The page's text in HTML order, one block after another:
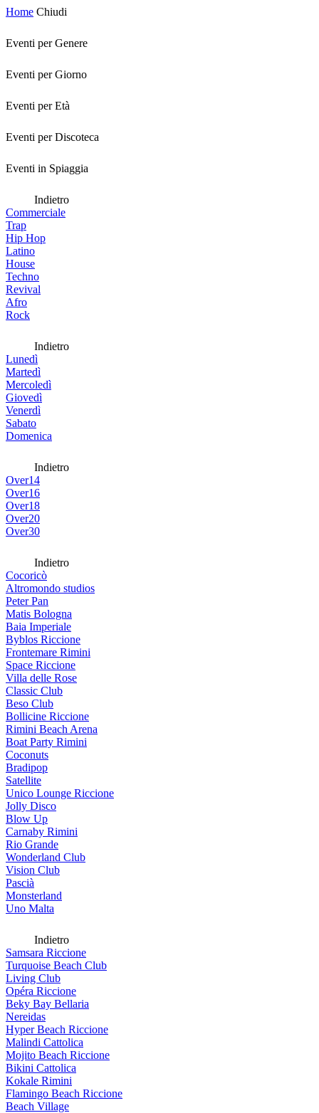
Home Chiudi
Eventi per Genere
Eventi per Giorno
Eventi per Età
Eventi per Discoteca
Eventi in Spiaggia
Indietro
Commerciale
Trap
Hip Hop
Latino
House
Techno
Revival
Afro
Rock
Indietro
Lunedì
Martedì
Mercoledì
Giovedì
Venerdì
Sabato
Domenica
Indietro
Over14
Over16
Over18
Over20
Over30
Indietro
Cocoricò
Altromondo studios
Peter Pan
Matis Bologna
Baia Imperiale
Byblos Riccione
Frontemare Rimini
Space Riccione
Villa delle Rose
Classic Club
Beso Club
Bollicine Riccione
Rimini Beach Arena
Boat Party Rimini
Coconuts
Bradipop
Satellite
Unico Lounge Riccione
Jolly Disco
Blow Up
Carnaby Rimini
Rio Grande
Wonderland Club
Vision Club
Pascià
Monsterland
Uno Malta
Indietro
Samsara Riccione
Turquoise Beach Club
Living Club
Opéra Riccione
Beky Bay Bellaria
Nereidas
Hyper Beach Riccione
Malindi Cattolica
Mojito Beach Riccione
Bikini Cattolica
Kokale Rimini
Flamingo Beach Riccione
Beach Village